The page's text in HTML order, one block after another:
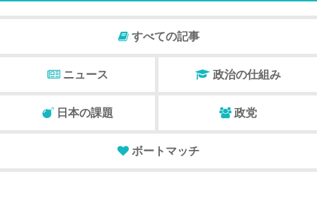
すべての記事
ニュース 政治の仕組み
日本の課題 政党
ボートマッチ